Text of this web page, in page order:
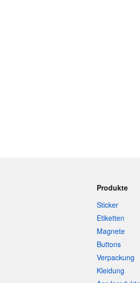
Produkte
Sticker
Etiketten
Magnete
Buttons
Verpackung
Kleidung